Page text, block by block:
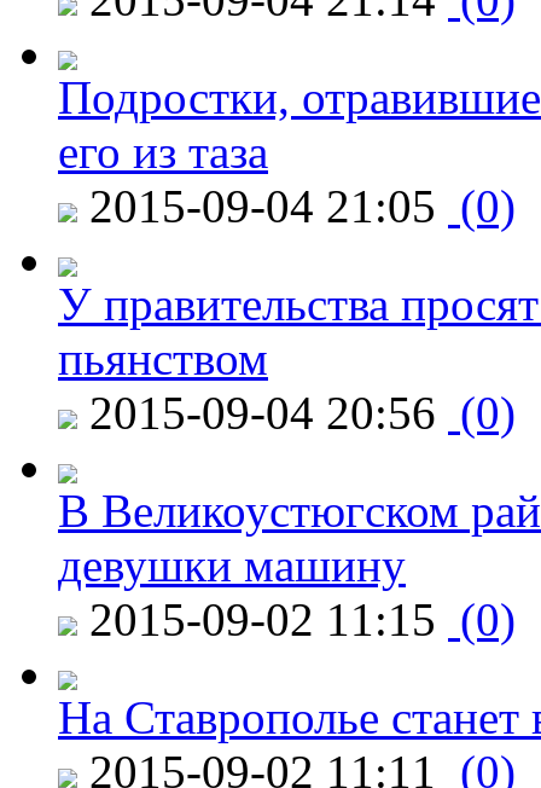
Подростки,
его из таза
2015-09-04 21:05 (0)
У правительства
пьянством
2015-09-04 20:56 (0)
В Великоустюгском
девушки машину
2015-09-02 11:15 (0)
На Ставрополье
2015-09-02 11:11 (0)